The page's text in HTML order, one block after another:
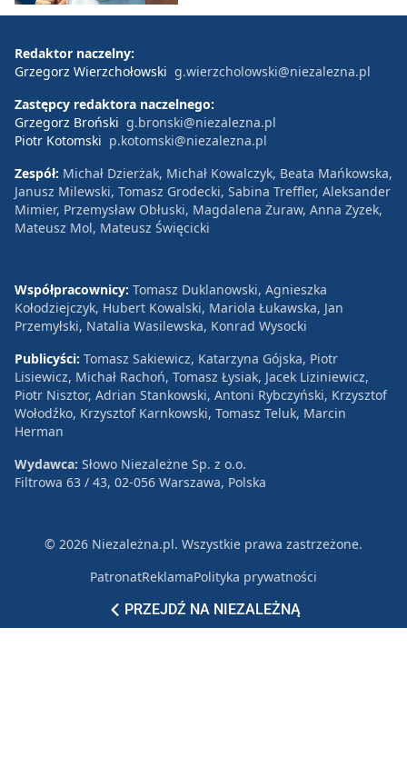
PRZEJDŹ NA NIEZALEŻNĄ
Redaktor naczelny:
Grzegorz Wierzchołowski g.wierzcholowski@niezalezna.pl
Zastępcy redaktora naczelnego:
Grzegorz Broński g.bronski@niezalezna.pl
Piotr Kotomski p.kotomski@niezalezna.pl
Zespół: Michał Dzierżak, Michał Kowalczyk, Beata Mańkowska,
Janusz Milewski, Tomasz Grodecki, Sabina Treffler, Aleksander
Mimier, Przemysław Obłuski, Magdalena Żuraw, Anna Zyzek,
Mateusz Mol, Mateusz Święcicki
Współpracownicy: Tomasz Duklanowski, Agnieszka
Kołodziejczyk, Hubert Kowalski, Mariola Łukawska, Jan
Przemyłski, Natalia Wasilewska, Konrad Wysocki
Publicyści: Tomasz Sakiewicz, Katarzyna Gójska, Piotr
Lisiewicz, Michał Rachoń, Tomasz Łysiak, Jacek Liziniewicz,
Piotr Nisztor, Adrian Stankowski, Antoni Rybczyński, Krzysztof
Wołodźko, Krzysztof Karnkowski, Tomasz Teluk, Marcin
Herman
Wydawca: Słowo Niezależne Sp. z o.o.
Filtrowa 63 / 43, 02-056 Warszawa, Polska
© 2026 Niezależna.pl. Wszystkie prawa zastrzeżone.
PatronatReklamaPolityka prywatności